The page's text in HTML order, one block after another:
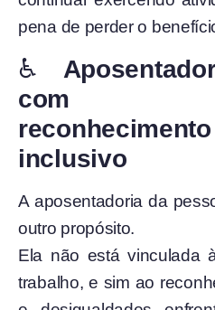
pena de perder o
♿
com
inclusivo
A aposentadoria da
outro propósito.
Ela não está vinculada
trabalho, e sim ao